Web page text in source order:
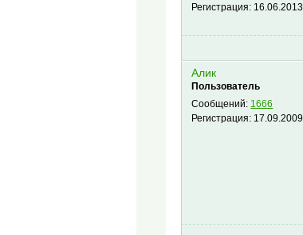
Регистрация: 16.06.2013
Алик
Пользователь
Сообщений: 1666
Регистрация: 17.09.2009